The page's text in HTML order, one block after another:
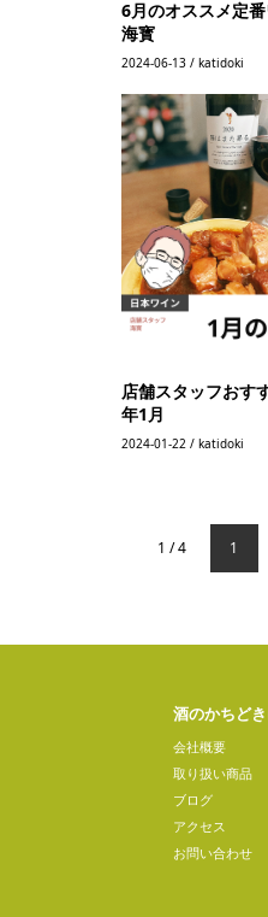
6月のオススメ定
海寳
2024-06-13 / katidoki
店舗スタッフおす
年1月
2024-01-22 / katidoki
1 / 4 1
酒のかちど
会社概要
取り扱い商品
ブログ
アクセス
お問い合わせ